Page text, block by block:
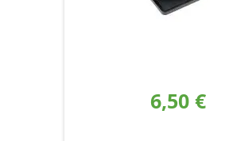
6,50 €